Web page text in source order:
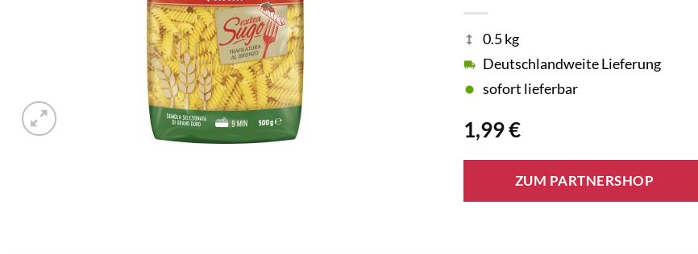
1,99€
0.5 kg
Deutschlandweite Lieferung
sofort lieferbar
ZUM PARTNERSHOP